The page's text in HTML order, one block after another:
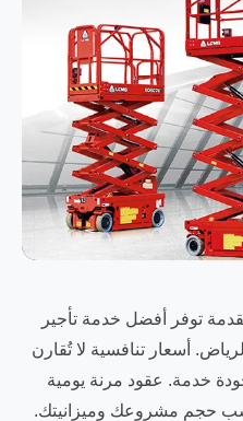
توفر أفضل خدمة تأجير
أسعار تنافسية لا تُقارن
خدمة. عقود مرنة يومية
حجم مشروعك وميزانيتك.